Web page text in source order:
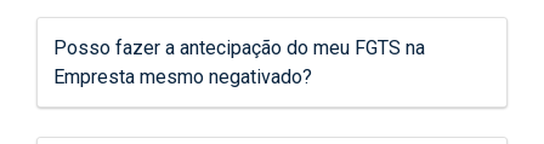
Posso fazer a antecipação do meu FGTS na
Empresta mesmo negativado?